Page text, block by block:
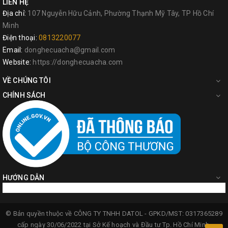
LIÊN HỆ
Địa chỉ: 107 Nguyễn Hữu Cảnh, Phường Thạnh Mỹ Tây, TP Hồ Chí
Minh
Điện thoại: 0813220077
Email: donghecuacha@gmail.com
Website: https://donghecuacha.com
VỀ CHÚNG TÔI
CHÍNH SÁCH
HƯỚNG DẪN
© Bản quyền thuộc về CÔNG TY TNHH DATOL - GPKD/MST: 0317365289
cấp ngày 30/06/2022 tại Sở Kế hoạch và Đầu tư Tp. Hồ Chí Minh.